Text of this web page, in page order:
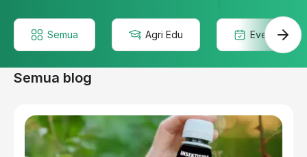
Semua Agri Edu Event
Semua blog